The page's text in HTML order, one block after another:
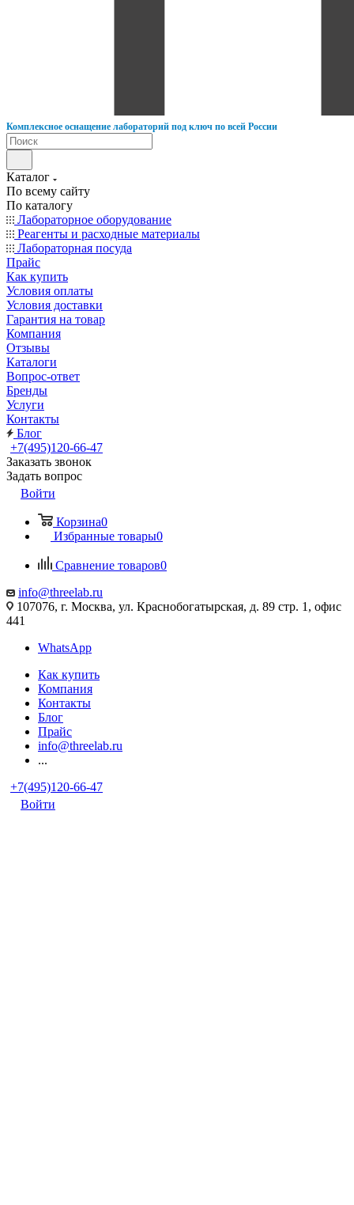
Комплексное оснащение лабораторий под ключ по всей России
Каталог
По всему сайту
По каталогу
Лабораторное оборудование
Реагенты и расходные материалы
Лабораторная посуда
Прайс
Как купить
Условия оплаты
Условия доставки
Гарантия на товар
Компания
Отзывы
Каталоги
Вопрос-ответ
Бренды
Услуги
Контакты
Блог
+7(495)120-66-47
Заказать звонок
Задать вопрос
Войти
Корзина0
Избранные товары0
Сравнение товаров0
info@threelab.ru
107076, г. Москва, ул. Краснобогатырская, д. 89 стр. 1, офис
441
WhatsApp
Как купить
Компания
Контакты
Блог
Прайс
info@threelab.ru
...
+7(495)120-66-47
Войти